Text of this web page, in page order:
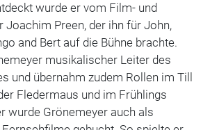
wurde er vom Film- und
Joachim Preen, der ihn für John,
and Bert auf die Bühne brachte.
musikalischer Leiter des
und übernahm zudem Rollen im Till
Fledermaus und im Frühlings
wurde Grönemeyer auch als